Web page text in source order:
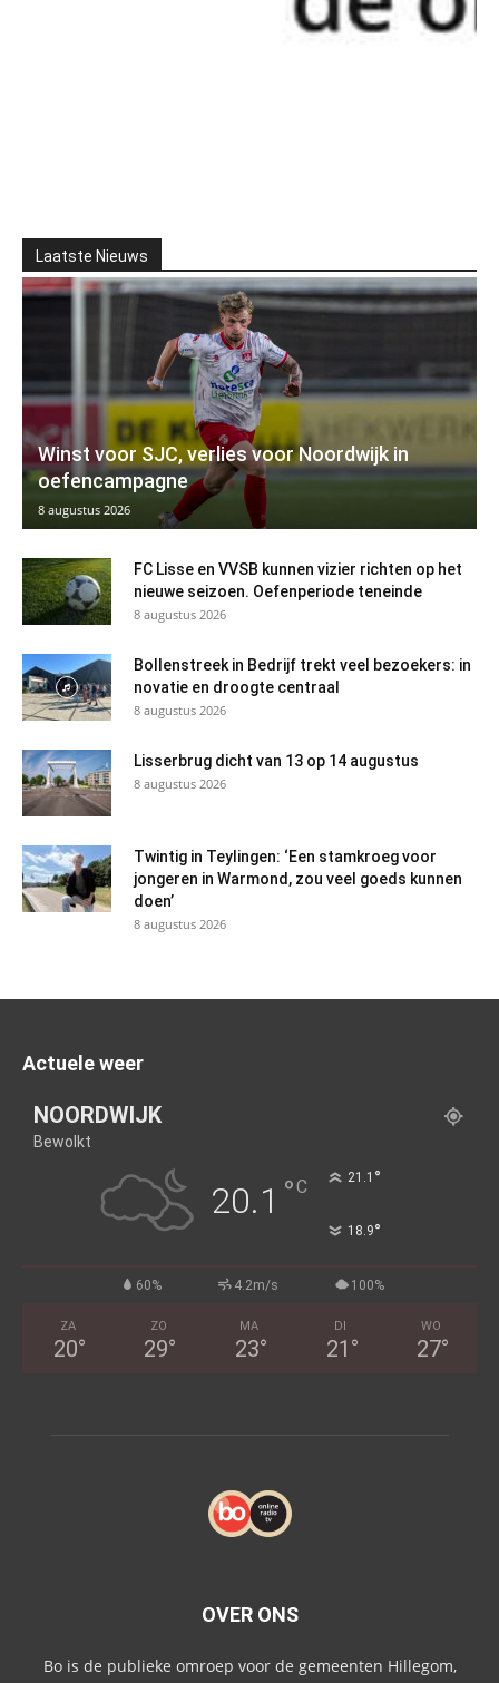
Laatste Nieuws
Winst voor SJC, verlies voor Noordwijk in
oefencampagne
8 augustus 2026
FC Lisse en VVSB kunnen vizier richten op het
nieuwe seizoen. Oefenperiode teneinde
8 augustus 2026
Bollenstreek in Bedrijf trekt veel bezoekers: in
novatie en droogte centraal
8 augustus 2026
Lisserbrug dicht van 13 op 14 augustus
8 augustus 2026
Twintig in Teylingen: ‘Een stamkroeg voor
jongeren in Warmond, zou veel goeds kunnen
doen’
8 augustus 2026
Actuele weer
NOORDWIJK
Bewolkt
20.1 °C 21.1 °
18.9°
60% 4.2m/s 100%
ZA
20°
ZO
29°
MA
23°
DI
21 °
WO
27°
OVER ONS
Bo is de publieke omroep voor de gemeenten Hillegom,